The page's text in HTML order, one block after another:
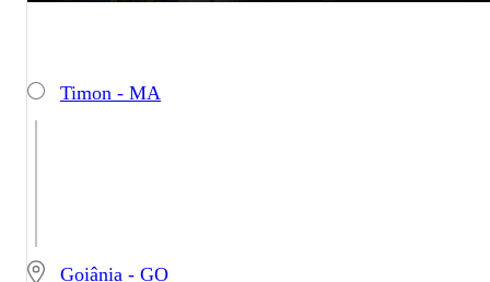
Timon - MA
Goiânia - GO